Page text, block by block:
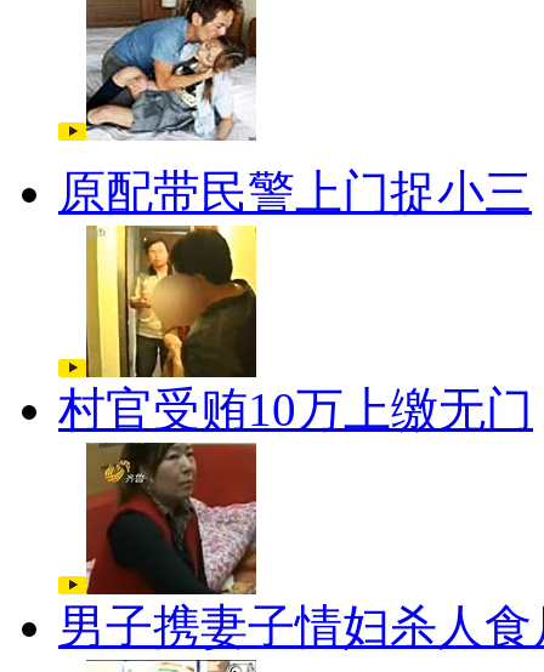
原配带民警上门捉小三
村官受贿10万上缴无门
男子携妻子情妇杀人食